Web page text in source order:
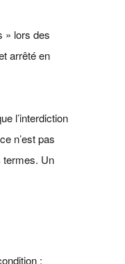
» lors des
arrêté en
l’interdiction
n’est pas
termes. Un
: